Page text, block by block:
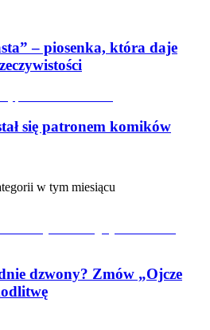
– piosenka, która daje
się patronem komików
w tym miesiącu
dzwony? Zmów „Ojcze